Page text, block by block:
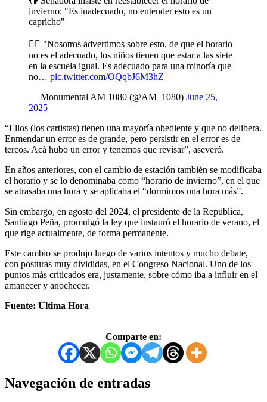
invierno: "Es inadecuado, no entender esto es un
capricho"
👉🏼 "Nosotros advertimos sobre esto, de que el horario
no es el adecuado, los niños tienen que estar a las siete
en la escuela igual. Es adecuado para una minoría que
no… pic.twitter.com/OQqbJ6M3hZ
— Monumental AM 1080 (@AM_1080) June 25,
2025
“Ellos (los cartistas) tienen una mayoría obediente y que no delibera.
Enmendar un error es de grande, pero persistir en el error es de
tercos. Acá hubo un error y tenemos que revisar”, aseveró.
En años anteriores, con el cambio de estación también se modificaba
el horario y se lo denominaba como “horario de invierno”, en el que
se atrasaba una hora y se aplicaba el “dormimos una hora más”.
Sin embargo, en agosto del 2024, el presidente de la República,
Santiago Peña, promulgó la ley que instauró el horario de verano, el
que rige actualmente, de forma permanente.
Este cambio se produjo luego de varios intentos y mucho debate,
con posturas muy divididas, en el Congreso Nacional. Uno de los
puntos más criticados era, justamente, sobre cómo iba a influir en el
amanecer y anochecer.
Fuente: Última Hora
Comparte en:
Navegación de entradas